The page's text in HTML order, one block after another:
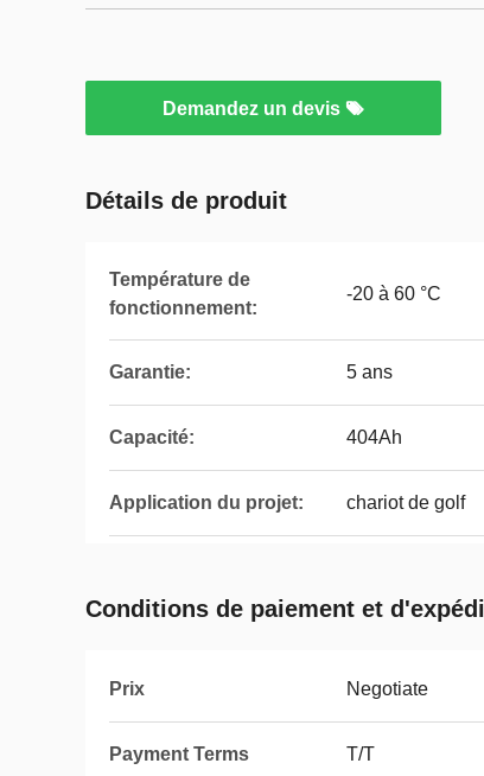
Demandez un devis
Détails de produit
Température de
fonctionnement:
-20 à 60 °C
Garantie: 5 ans
Capacité: 404Ah
Application du projet: chariot de golf
Conditions de paiement et
Prix Negotiate
Payment Terms T/T